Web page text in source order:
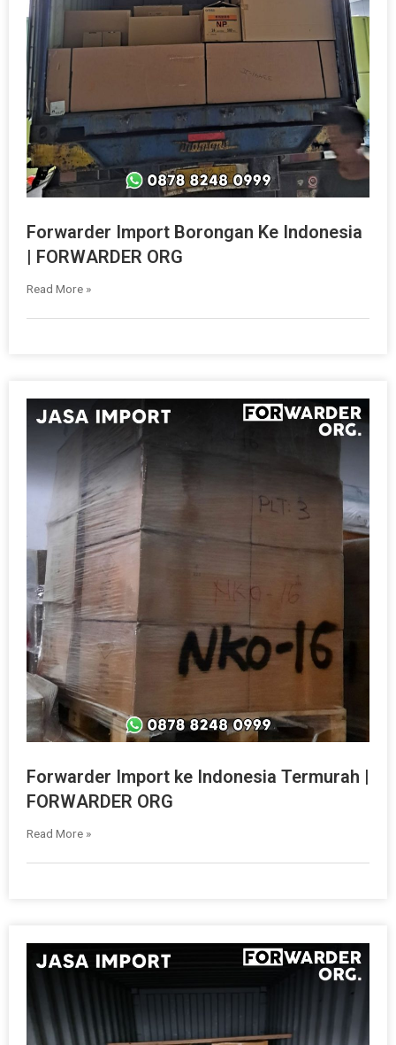
Forwarder Import Borongan Ke Indonesia
| FORWARDER ORG
Read More »
Forwarder Import ke Indonesia Termurah |
FORWARDER ORG
Read More »